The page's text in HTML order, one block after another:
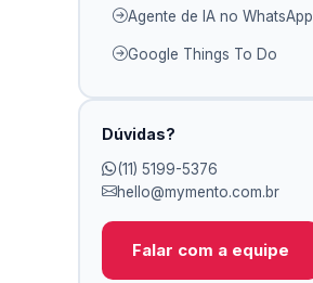
Agente de IA no WhatsApp
Google Things To Do
Dúvidas?
(11) 5199-5376
hello@mymento.com.br
Falar com a equipe